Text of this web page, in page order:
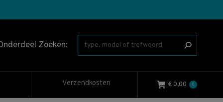
Zoeken:
Verzendkosten € 0,00 0